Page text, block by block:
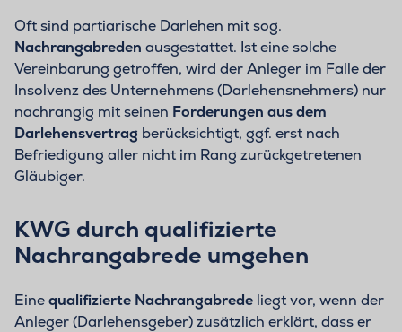
Oft sind partiarische Darlehen mit sog.
Nachrangabreden ausgestattet. Ist eine solche
Vereinbarung getroffen, wird der Anleger im Falle der
Insolvenz des Unternehmens (Darlehensnehmers) nur
nachrangig mit seinen Forderungen aus dem
Darlehensvertrag berücksichtigt, ggf. erst nach
Befriedigung aller nicht im Rang zurückgetretenen
Gläubiger.
KWG durch qualifizierte
Nachrangabrede umgehen
Einequalifizierte Nachrangabrede liegt vor, wenn der
Anleger (Darlehensgeber) zusätzlich erklärt, dass er